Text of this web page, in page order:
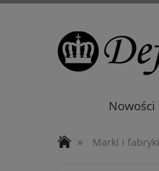
Nowości
» Marki i fabryki